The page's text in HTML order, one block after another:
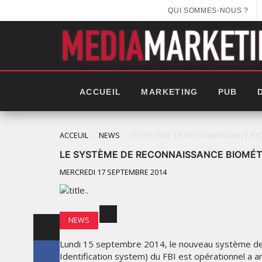
QUI SOMMES-NOUS ?
ACCUEIL MARKETING PUB
ACCEUIL NEWS
LE SYSTÈME DE RECONNAISSANCE
MERCREDI 17 SEPTEMBRE 2014
NEWS
Lundi 15 septembre 2014, le nouveau système
Identification system) du FBI est opérationnel a
LES IMPÉRIALES WEEK